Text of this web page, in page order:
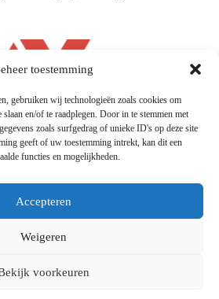
toestemming
gebruiken wij technologieën zoals cookies om
en/of te raadplegen. Door in te stemmen met
zoals surfgedrag of unieke ID's op deze site
geeft of uw toestemming intrekt, kan dit een
functies en mogelijkheden.
Accepteren
Weigeren
voorkeuren
| Designed and Developed by